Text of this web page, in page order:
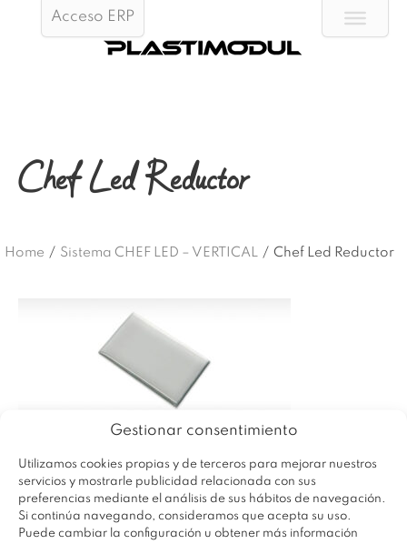
Gestionar consentimiento
Utilizamos cookies propias y de terceros para mejorar nuestros
servicios y mostrarle publicidad relacionada con sus
preferencias mediante el análisis de sus hábitos de navegación.
Si continúa navegando, consideramos que acepta su uso.
Puede cambiar la configuración u obtener más información
Acceso ERP
Chef Led Reductor
Home / Sistema CHEF LED – VERTICAL / Chef Led Reductor